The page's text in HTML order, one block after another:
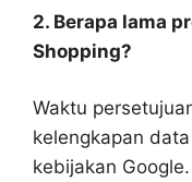
2. Berapa lama
Shopping?
Waktu
kelengkapan
kebijakan